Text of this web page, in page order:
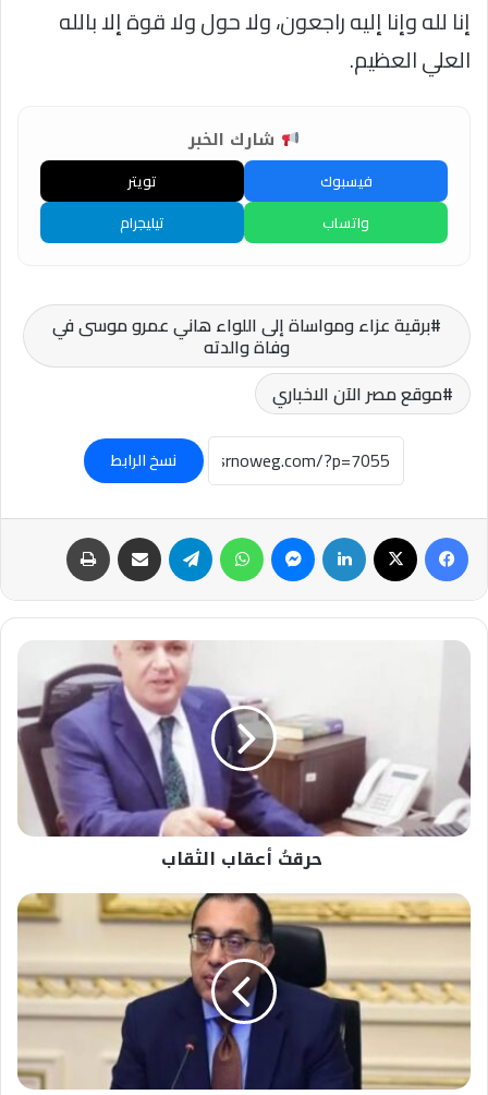
إنا لله وإنا إليه راجعون، ولا حول ولا قوة إلا بالله
العلي العظيم.
شارك الخبر
فيسبوك
تويتر
واتساب
تيليجرام
برقية عزاء ومواساة إلى اللواء هاني عمرو موسى في
وفاة والدته
موقع مصر الآن الاخباري
نسخ الرابط
فيسبوك لينكدإن ماسنجر واتساب تيلقرام مشاركة عبر البريد
حرقتُ
حرقتُ أعقاب الثقاب
الي
معالي
الوزراء
مع
التحية